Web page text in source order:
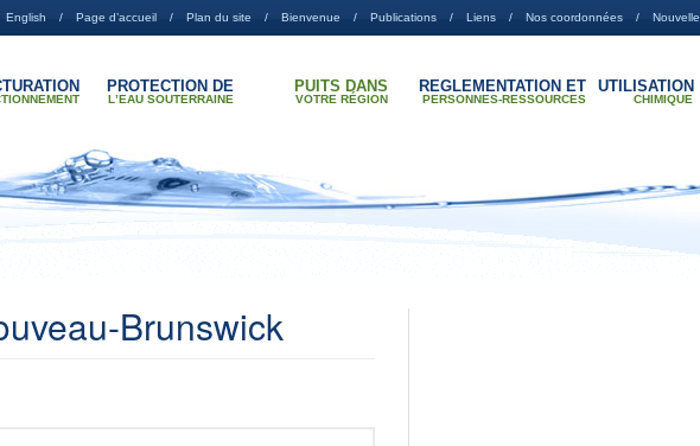
English
Page d’accueil Plan du site Bienvenue Publications Liens Nos coordonnées
PROTECTION DE
LʼEAU SOUTERRAINE
PUITS DANS
VOTRE RÉGION
RÉGLEMENTATION ET
PERSONNES-RESSOURCES
UTILISATION
CHIMIQUE
Brunswick